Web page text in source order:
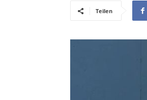
Teilen